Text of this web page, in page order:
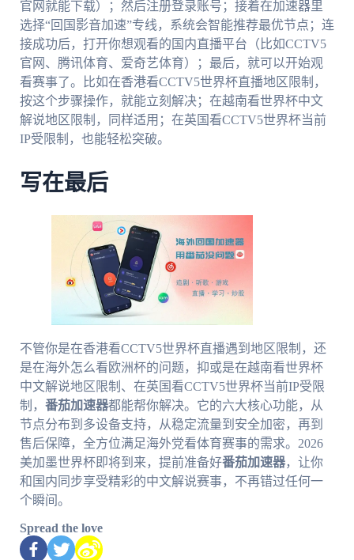
官网就能下载）；然后注册登录账号；接着在加速器里
选择“回国影音加速”专线，系统会智能推荐最优节点；连
接成功后，打开你想观看的国内直播平台（比如CCTV5
官网、腾讯体育、爱奇艺体育）；最后，就可以开始观
看赛事了。比如在香港看CCTV5世界杯直播地区限制，
按这个步骤操作，就能立刻解决；在越南看世界杯中文
解说地区限制，同样适用；在英国看CCTV5世界杯当前
IP受限制，也能轻松突破。
写在最后
不管你是在香港看CCTV5世界杯直播遇到地区限制，还
是在海外怎么看欧洲杯的问题，抑或是在越南看世界杯
中文解说地区限制、在英国看CCTV5世界杯当前IP受限
制， 番茄加速器都能帮你解决。它的六大核心功能，从
节点分布到多设备支持，从稳定流量到安全加密，再到
售后保障，全方位满足海外党看体育赛事的需求。2026
美加墨世界杯即将到来，提前准备好番茄加速器，让你
和国内同步享受精彩的中文解说赛事，不再错过任何一
个瞬间。
Spread the love